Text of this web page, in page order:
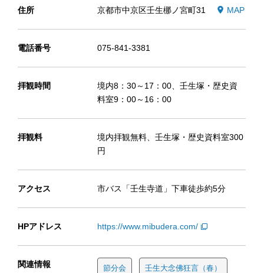
住所 京都市中京区壬生梛ノ宮町31 MAP
電話番号 075-841-3381
拝観時間
境内8：30～17：00、壬生塚・歴史資
料室9：00～16：00
拝観料
境内拝観無料、壬生塚・歴史資料室300
円
アクセス 市バス「壬生寺道」下車徒歩約5分
HPアドレス https://www.mibudera.com/
関連情報 節分会 壬生大念佛狂言（春）